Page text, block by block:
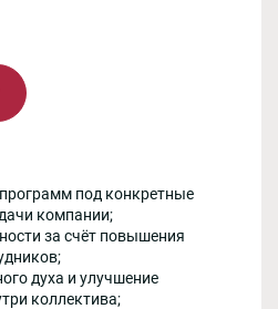
под конкретные
компании;
за счёт повышения
духа и улучшение
коллектива;